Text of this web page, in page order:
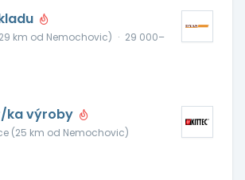
km od Nemochovic) · 29 000–
ka výroby
(25 km od Nemochovic)